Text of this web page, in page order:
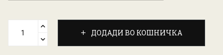
ДОДАДИ ВО КОШНИЧКА